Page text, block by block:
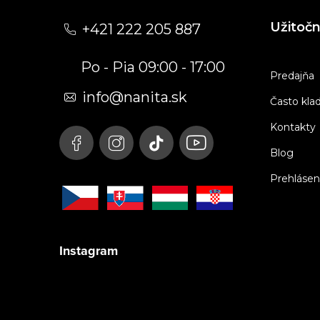
+421 222 205 887
Po - Pia 09:00 - 17:00
info@nanita.sk
Predajňa
Často
Kontakty
Blog
Instagram